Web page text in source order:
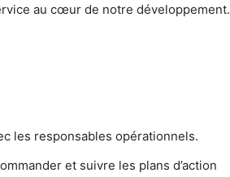
au cœur de notre développement.
les responsables opérationnels.
et suivre les plans d’action